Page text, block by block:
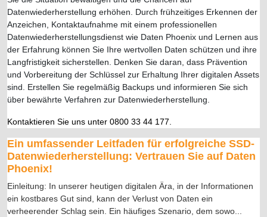
Datenwiederherstellung erhöhen. Durch frühzeitiges Erkennen der
Anzeichen, Kontaktaufnahme mit einem professionellen
Datenwiederherstellungsdienst wie Daten Phoenix und Lernen aus
der Erfahrung können Sie Ihre wertvollen Daten schützen und ihre
Langfristigkeit sicherstellen. Denken Sie daran, dass Prävention
und Vorbereitung der Schlüssel zur Erhaltung Ihrer digitalen Assets
sind. Erstellen Sie regelmäßig Backups und informieren Sie sich
über bewährte Verfahren zur Datenwiederherstellung.
Kontaktieren Sie uns unter 0800 33 44 177.
Ein umfassender Leitfaden für erfolgreiche SSD-
Datenwiederherstellung: Vertrauen Sie auf Daten
Phoenix!
Einleitung: In unserer heutigen digitalen Ära, in der Informationen
ein kostbares Gut sind, kann der Verlust von Daten ein
verheerender Schlag sein. Ein häufiges Szenario, dem sowo